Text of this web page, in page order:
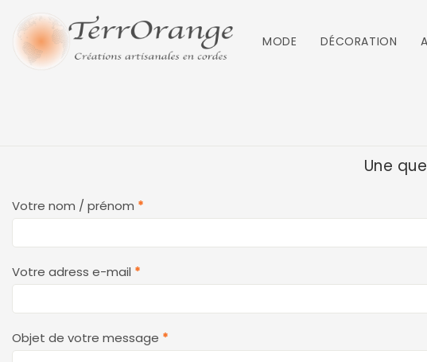
MODE DÉCORATION
Une
Contact
Votre nom / prénom *
Votre adress e-mail *
Objet de votre message *